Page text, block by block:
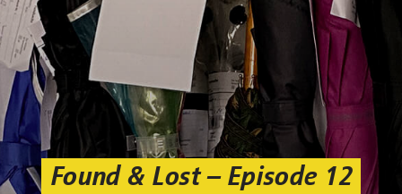
Found & Lost – Episode 12